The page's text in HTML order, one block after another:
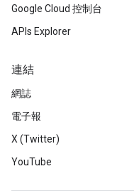
Google Cloud 控制台
APIs Explorer
連結
網誌
電子報
X (Twitter)
YouTube